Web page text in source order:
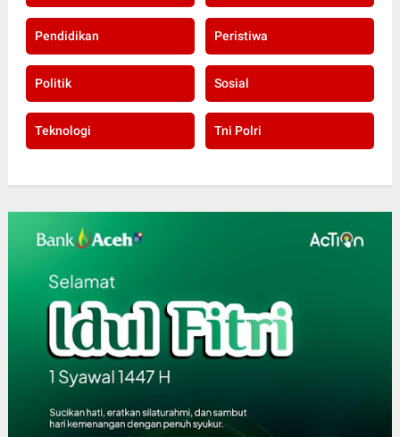
Pendidikan Peristiwa
Politik Sosial
Teknologi Tni Polri